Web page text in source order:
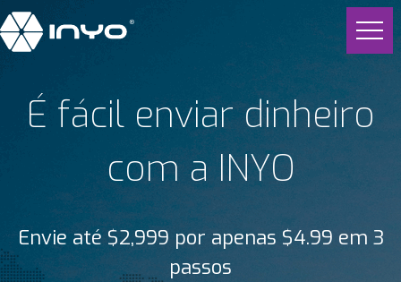
É fácil enviar dinheiro
com a INYO
Envie até $2,999 por apenas $4.99 em 3
passos